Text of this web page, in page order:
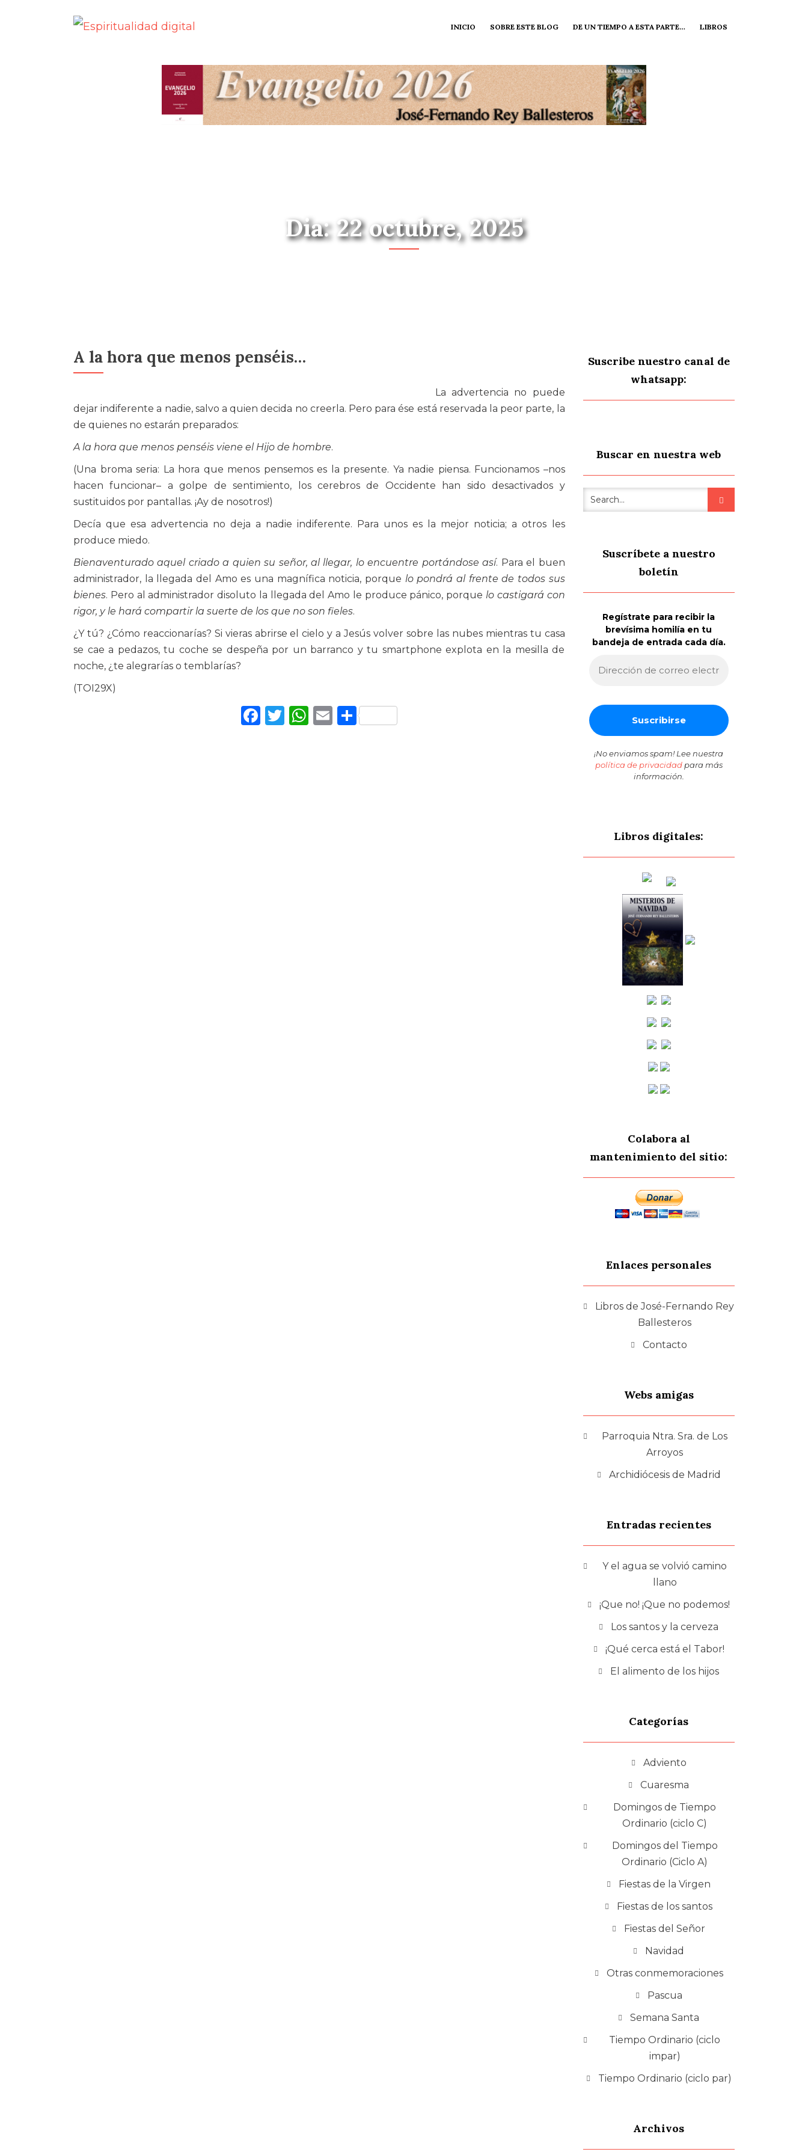
INICIO SOBRE ESTE BLOG DE UN TIEMPO A ESTA PARTE… LIBROS
Dia: 22 octubre, 2025
A la hora que menos penséis…
La advertencia no puede
dejar indiferente a nadie, salvo a quien decida no creerla. Pero para ése está reservada la peor parte, la
de quienes no estarán preparados:
A la hora que menos penséis viene el Hijo de hombre.
(Una broma seria: La hora que menos pensemos es la presente. Ya nadie piensa. Funcionamos –nos
hacen funcionar– a golpe de sentimiento, los cerebros de Occidente han sido desactivados y
sustituidos por pantallas. ¡Ay de nosotros!)
Decía que esa advertencia no deja a nadie indiferente. Para unos es la mejor noticia; a otros les
produce miedo.
Bienaventurado aquel criado a quien su señor, al llegar, lo encuentre portándose así. Para el buen
administrador, la llegada del Amo es una magnífica noticia, porque lo pondrá al frente de todos sus
bienes. Pero al administrador disoluto la llegada del Amo le produce pánico, porque lo castigará con
rigor, y le hará compartir la suerte de los que no son fieles.
¿Y tú? ¿Cómo reaccionarías? Si vieras abrirse el cielo y a Jesús volver sobre las nubes mientras tu casa
se cae a pedazos, tu coche se despeña por un barranco y tu smartphone explota en la mesilla de
noche, ¿te alegrarías o temblarías?
(TOI29X)
Facebook
Twitter
WhatsApp
EmailCompartir
Suscribe nuestro canal de
whatsapp:
Buscar en nuestra web
Suscríbete a nuestro
boletín
Regístrate para recibir la
brevísima homilía en tu
bandeja de entrada cada día.
¡No enviamos spam! Lee nuestra
política de privacidadpara más
información.
Libros digitales:
Colabora al
mantenimiento del sitio:
Enlaces personales
Libros de José-Fernando Rey
Ballesteros
Contacto
Webs amigas
Parroquia Ntra. Sra. de Los
Arroyos
Archidiócesis de Madrid
Entradas recientes
Y el agua se volvió camino
llano
¡Que no! ¡Que no podemos!
Los santos y la cerveza
¡Qué cerca está el Tabor!
El alimento de los hijos
Categorías
Adviento
Cuaresma
Domingos de Tiempo
Ordinario (ciclo C)
Domingos del Tiempo
Ordinario (Ciclo A)
Fiestas de la Virgen
Fiestas de los santos
Fiestas del Señor
Navidad
Otras conmemoraciones
Pascua
Semana Santa
Tiempo Ordinario (ciclo
impar)
Tiempo Ordinario (ciclo par)
Archivos